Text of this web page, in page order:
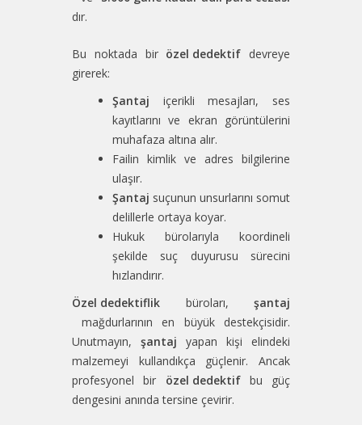
dır.
Bu noktada bir özel dedektif devreye
girerek:
Şantaj içerikli mesajları, ses
kayıtlarını ve ekran görüntülerini
muhafaza altına alır.
Failin kimlik ve adres bilgilerine
ulaşır.
Şantaj suçunun unsurlarını somut
delillerle ortaya koyar.
Hukuk bürolarıyla koordineli
şekilde suç duyurusu sürecini
hızlandırır.
Özel dedektiflik büroları, şantaj
mağdurlarının en büyük destekçisidir.
Unutmayın, şantaj yapan kişi elindeki
malzemeyi kullandıkça güçlenir. Ancak
profesyonel bir özel dedektifbu güç
dengesini anında tersine çevirir.